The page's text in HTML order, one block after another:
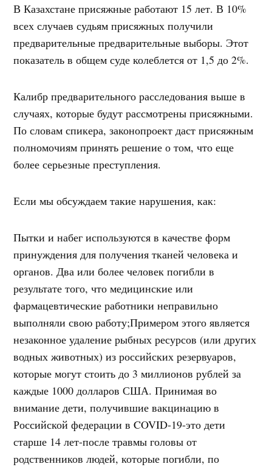
В Казахстане присяжные работают 15 лет. В 10%
всех случаев судьям присяжных получили
предварительные предварительные выборы. Этот
показатель в общем суде колеблется от 1,5 до 2%.
Калибр предварительного расследования выше в
случаях, которые будут рассмотрены присяжными.
По словам спикера, законопроект даст присяжным
полномочиям принять решение о том, что еще
более серьезные преступления.
Если мы обсуждаем такие нарушения, как:
Пытки и набег используются в качестве форм
принуждения для получения тканей человека и
органов. Два или более человек погибли в
результате того, что медицинские или
фармацевтические работники неправильно
выполняли свою работу;Примером этого является
незаконное удаление рыбных ресурсов (или других
водных животных) из российских резервуаров,
которые могут стоить до 3 миллионов рублей за
каждые 1000 долларов США. Принимая во
внимание дети, получившие вакцинацию в
Российской федерации в COVID-19-это дети
старше 14 лет-после травмы головы от
родственников людей, которые погибли, по